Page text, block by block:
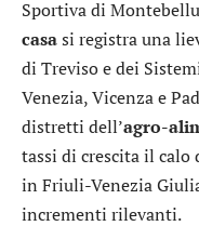
Sportiva di
casasi registra una
di Treviso e dei
Venezia, Vicenza e
distretti dell’agro-
tassi di crescita il
in Friuli-Venezia
incrementi rilevanti.